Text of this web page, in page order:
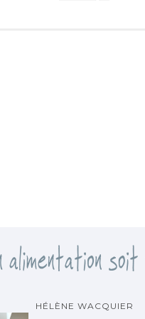
HÉLÈNE WACQUIER